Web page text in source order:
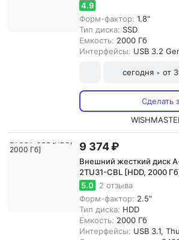
4.9
Форм-фактор: 1.8"
Тип диска: SSD
Емкость: 2000 Гб
Интерфейсы: USB 3.2
сегодня • от
Сделать
9 374 ₽
Внешний жесткий диск
2TU31-CBL [HDD, 2000
5.0
2 отзыва
Форм-фактор: 2.5"
Тип диска: HDD
Емкость: 2000 Гб
Интерфейсы: USB 3.1,